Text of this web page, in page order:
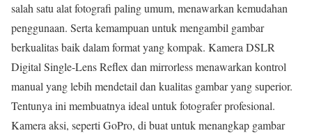
salah satu alat fotografi paling umum, menawarkan kemudahan
penggunaan. Serta kemampuan untuk mengambil gambar
berkualitas baik dalam format yang kompak. Kamera DSLR
Digital Single-Lens Reflex dan mirrorless menawarkan kontrol
manual yang lebih mendetail dan kualitas gambar yang superior.
Tentunya ini membuatnya ideal untuk fotografer profesional.
Kamera aksi, seperti GoPro, di buat untuk menangkap gambar